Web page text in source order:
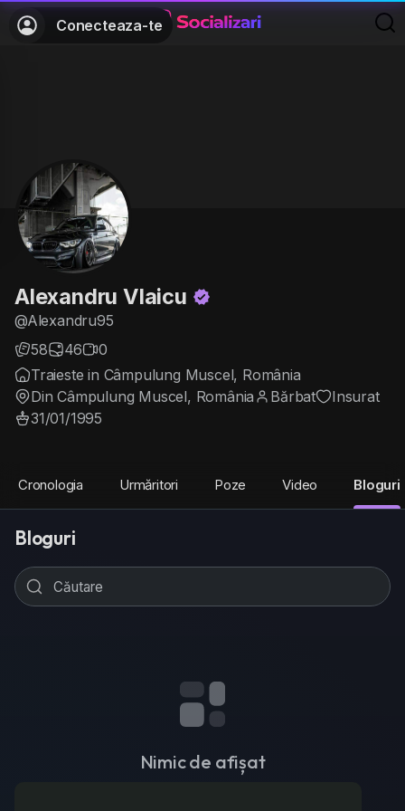
Conecteaza-te
Alexandru Vlaicu
@Alexandru95
58
46
0
Traieste in Câmpulung Muscel, România
Din Câmpulung Muscel, România
Bărbat
Insurat
31/01/1995
Cronologia Urmăritori Poze Video Bloguri
Bloguri
Nimic de afișat